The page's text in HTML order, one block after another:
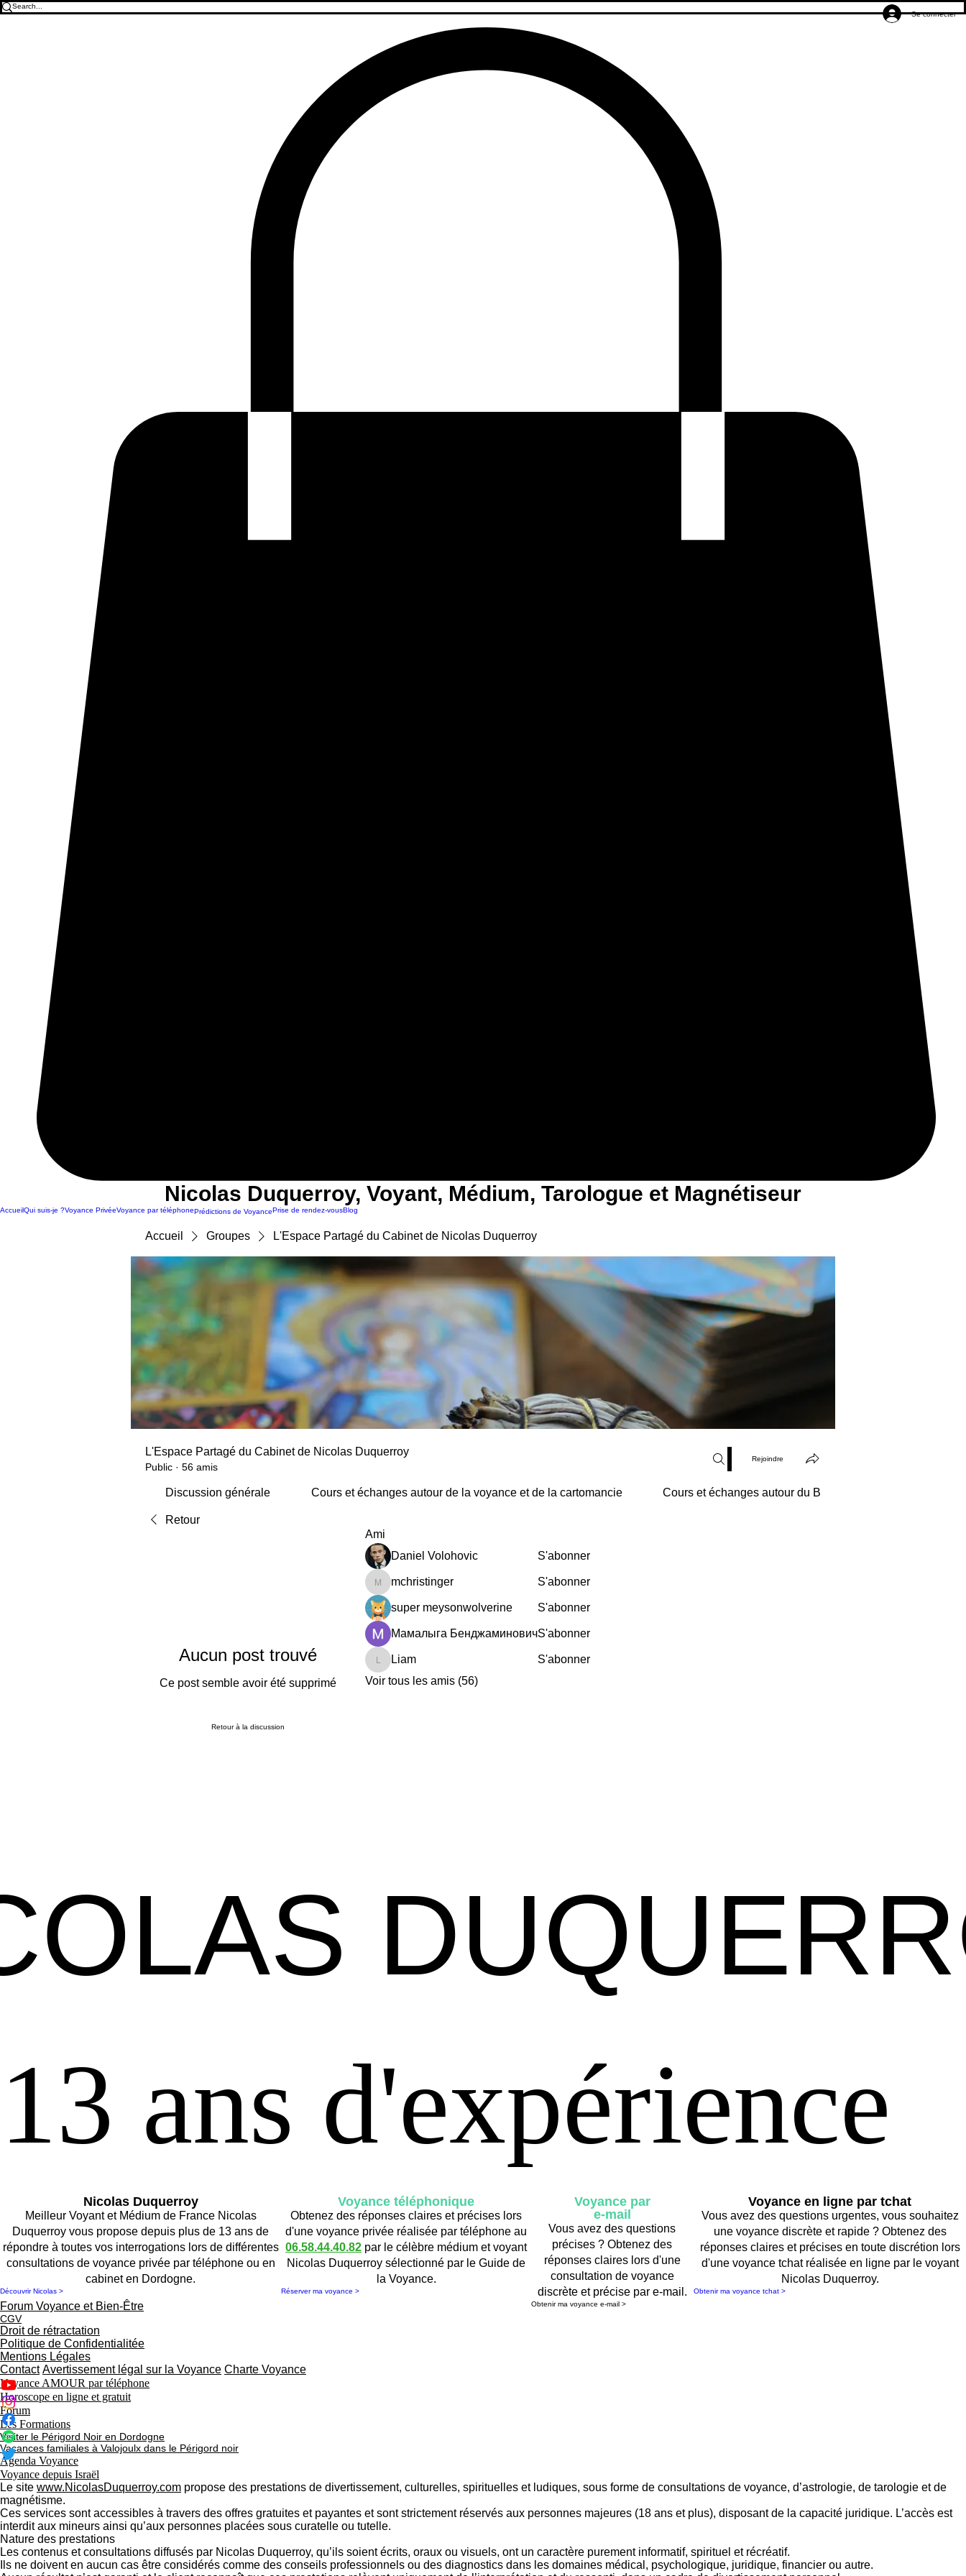
Se connecter
Nicolas Duquerroy, Voyant, Médium, Tarologue et Magnétiseur
AccueilQui suis-je ?Voyance PrivéeVoyance par téléphonePrédictions de VoyancePrise de rendez-vousBlog
Accueil Groupes L'Espace Partagé du Cabinet de Nicolas Duquerroy
L'Espace Partagé du Cabinet de Nicolas Duquerroy
Public · 56 amis
Rejoindre
Discussion générale Cours et échanges autour de la voyance et de la cartomancie Cours et échanges autour du Bien-Être
Retour
Aucun post trouvé
Ce post semble avoir été supprimé
Retour à la discussion
Ami
Daniel Volohovic
S'abonner
mchristinger
mchristinger S'abonner
super meysonwolverine S'abonner
Мамалыга БенджаминовичS'abonner
Liam
Liam
S'abonner
Voir tous les amis (56)
13 ans d'expérience
13 ans d'expérience
Nicolas Duquerroy
Meilleur Voyant et Médium de France Nicolas
Duquerroy vous propose depuis plus de 13 ans de
répondre à toutes vos interrogations lors de différentes
consultations de voyance privée par téléphone ou en
cabinet en Dordogne.
Découvrir Nicolas >
Voyance téléphonique
Obtenez des réponses claires et précises lors
d'une voyance privée réalisée par téléphone au
06.58.44.40.82 par le célèbre médium et voyant
Nicolas Duquerroy sélectionné par le Guide de
la Voyance.
Réserver ma voyance >
Voyance par
e-mail
Vous avez des questions
précises ? Obtenez des
réponses claires lors d'une
consultation de voyance
discrète et précise par e-mail.
Obtenir ma voyance e-mail >
Voyance en ligne par tchat
Vous avez des questions urgentes, vous souhaitez
une voyance discrète et rapide ? Obtenez des
réponses claires et précises en toute discrétion lors
d'une voyance tchat réalisée en ligne par le voyant
Nicolas Duquerroy.
Obtenir ma voyance tchat >
Forum Voyance et Bien-Être
CGV
Droit de rétractation
Politique de Confidentialitée
Mentions Légales
Contact Avertissement légal sur la Voyance Charte Voyance
Voyance AMOUR par téléphone
Horoscope en ligne et gratuit
Forum
Les Formations
Visiter le Périgord Noir en Dordogne
Vacances familiales à Valojoulx dans le Périgord noir
Agenda Voyance
Voyance depuis Israël
Le site www.NicolasDuquerroy.com propose des prestations de divertissement, culturelles, spirituelles et ludiques, sous forme de consultations de voyance, d’astrologie, de tarologie et de
magnétisme.
Ces services sont accessibles à travers des offres gratuites et payantes et sont strictement réservés aux personnes majeures (18 ans et plus), disposant de la capacité juridique. L’accès est
interdit aux mineurs ainsi qu’aux personnes placées sous curatelle ou tutelle.
Nature des prestations
Les contenus et consultations diffusés par Nicolas Duquerroy, qu’ils soient écrits, oraux ou visuels, ont un caractère purement informatif, spirituel et récréatif.
Ils ne doivent en aucun cas être considérés comme des conseils professionnels ou des diagnostics dans les domaines médical, psychologique, juridique, financier ou autre.